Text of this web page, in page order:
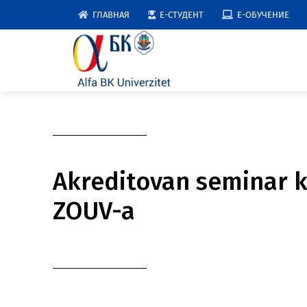
ГЛАВНАЯ E-СТУДЕНТ E-ОБУЧЕНИЕ
Akreditovan seminar
ZOUV-a